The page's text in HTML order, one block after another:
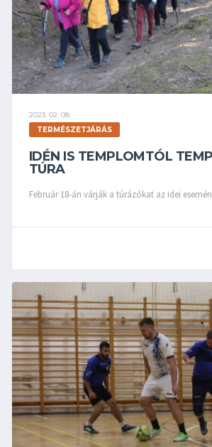
2023. 02. 08.
TERMÉSZETJÁRÁS
IDÉN IS TEMPLOMTÓL
TÚRA
Február 18-án várják a túrázókat az idei